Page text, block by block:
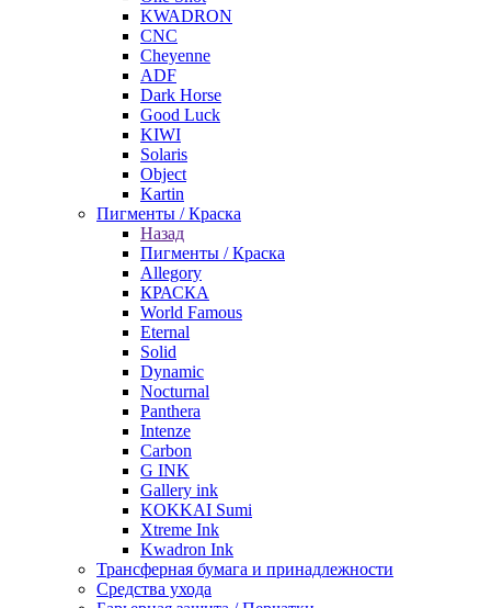
KWADRON
CNC
Cheyenne
ADF
Dark Horse
Good Luck
KIWI
Solaris
Object
Kartin
Пигменты / Краска
Назад
Пигменты / Краска
Allegory
КРАСКА
World Famous
Eternal
Solid
Dynamic
Nocturnal
Panthera
Intenze
Carbon
G INK
Gallery ink
KOKKAI Sumi
Xtreme Ink
Kwadron Ink
Трансферная бумага и принадлежности
Средства ухода